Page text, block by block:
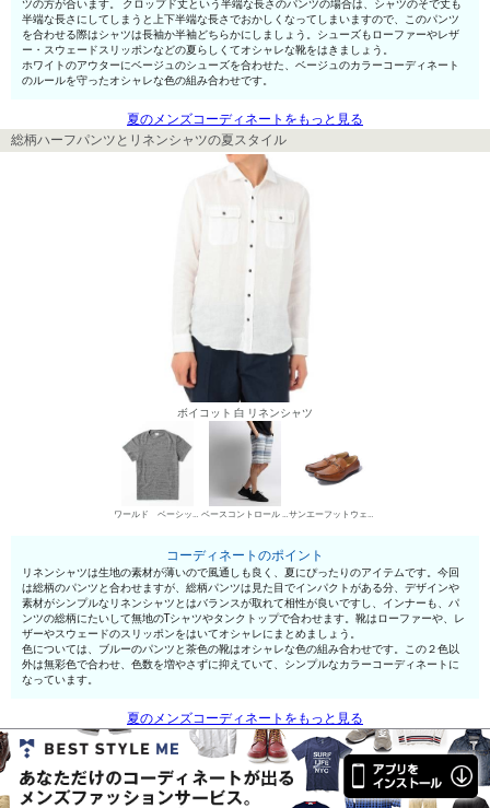
ツの方が合います。 クロップド丈という半端な長さのパンツの場合は、シャツのそで丈も
半端な長さにしてしまうと上下半端な長さでおかしくなってしまいますので、このパンツ
を合わせる際はシャツは長袖か半袖どちらかにしましょう。シューズもローファーやレザ
ー・スウェードスリッポンなどの夏らしくてオシャレな靴をはきましょう。
ホワイトのアウターにベージュのシューズを合わせた、ベージュのカラーコーディネート
のルールを守ったオシャレな色の組み合わせです。
夏のメンズコーディネートをもっと見る
総柄ハーフパンツとリネンシャツの夏スタイル
ボイコット 白 リネンシャツ
ワールド ベーシックス 丸首Tシャツ ベースコントロール チノパン・綿パン サンエーフットウェア ローファー
コーディネートのポイント
リネンシャツは生地の素材が薄いので風通しも良く、夏にぴったりのアイテムです。今回
は総柄のパンツと合わせますが、総柄パンツは見た目でインパクトがある分、デザインや
素材がシンプルなリネンシャツとはバランスが取れて相性が良いですし、インナーも、パ
ンツの総柄にたいして無地のTシャツやタンクトップで合わせます。靴はローファーや、レ
ザーやスウェードのスリッポンをはいてオシャレにまとめましょう。
色については、ブルーのパンツと茶色の靴はオシャレな色の組み合わせです。この２色以
外は無彩色で合わせ、色数を増やさずに抑えていて、シンプルなカラーコーディネートに
なっています。
夏のメンズコーディネートをもっと見る